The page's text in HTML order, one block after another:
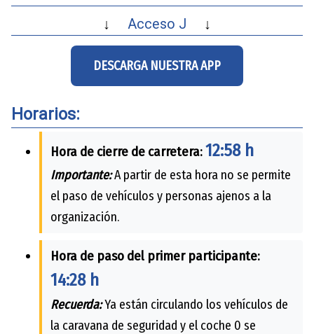
↓ Acceso J ↓
DESCARGA NUESTRA APP
Horarios:
Hora de cierre de carretera:12:58 h
Importante:A partir de esta hora no se permite
el paso de vehículos y personas ajenos a la
organización.
Hora de paso del primer participante:
14:28 h
Recuerda:Ya están circulando los vehículos de
la caravana de seguridad y el coche 0 se